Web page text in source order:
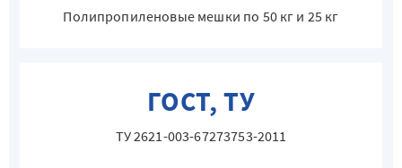
Полипропиленовые мешки по 50 кг и 25 кг
ГОСТ, ТУ
ТУ 2621-003-67273753-2011